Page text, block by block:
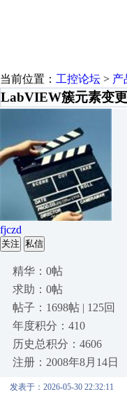
当前位置： 工控论坛 > 产
LabVIEW簇元素变
fjczd
关注 私信
精华：0帖
求助：0帖
帖子：1698帖 | 125回
年度积分：410
历史总积分：4606
注册：2008年8月14日
发表于：2026-05-30 22:32:11